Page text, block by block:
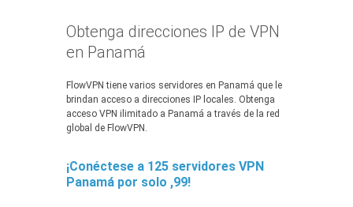
Obtenga direcciones IP de VPN
en Panamá
FlowVPN tiene varios servidores en Panamá que le
brindan acceso a direcciones IP locales. Obtenga
acceso VPN ilimitado a Panamá a través de la red
global de FlowVPN.
¡Conéctese a 125 servidores VPN
Panamá por solo ,99!